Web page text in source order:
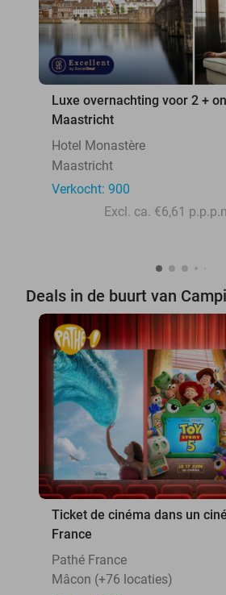
Luxe overnachting voor 2 +
Maastricht
Hotel Monastère
Maastricht
Verkocht: 900
Excl. ca. €6,61
Deals in de buurt van
Ticket de cinéma dans un
France
Pathé France
Mâcon (+76 locaties)